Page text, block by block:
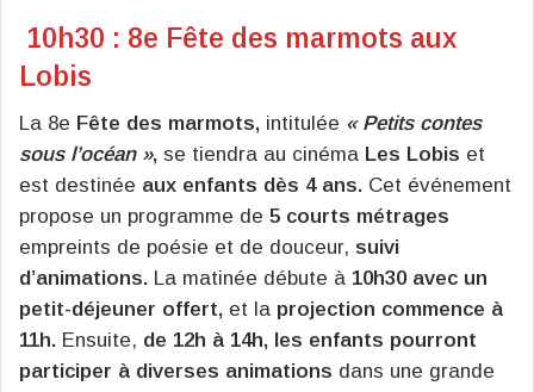
10h30 : 8e Fête des marmots aux
Lobis
La 8e Fête des marmots, intitulée « Petits contes
sous l’océan », se tiendra au cinéma Les Lobis et
est destinée aux enfants dès 4 ans. Cet événement
propose un programme de 5 courts métrages
empreints de poésie et de douceur, suivi
d’animations. La matinée débute à 10h30 avec un
petit-déjeuner offert, et la projection commence à
11h. Ensuite, de 12h à 14h, les enfants pourront
participer à diverses animations dans une grande